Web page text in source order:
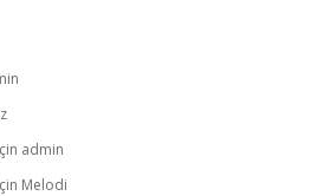
admin
Melodi